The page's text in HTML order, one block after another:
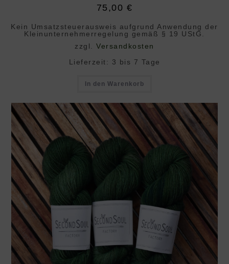
75,00 €
Kein Umsatzsteuerausweis aufgrund Anwendung der
Klein­unternehmer­regelung gemäß § 19 UStG.
zzgl.Versandkosten
Lieferzeit: 3 bis 7 Tage
In den Warenkorb